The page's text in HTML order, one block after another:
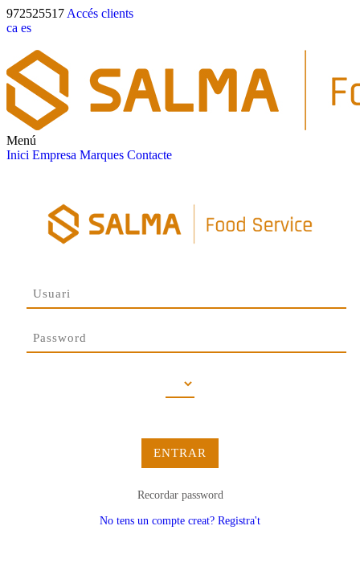
972525517 Accés clients
ca es
Menú
Inici Empresa Marques Contacte
ENTRAR
Recordar password
No tens un compte creat? Registra't